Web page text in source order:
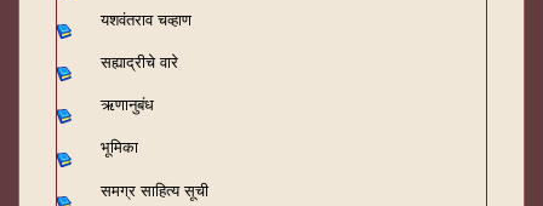
यशवंतराव चव्हाण
सह्याद्रीचे वारे
ऋणानुबंध
भूमिका
समग्र साहित्य सूची